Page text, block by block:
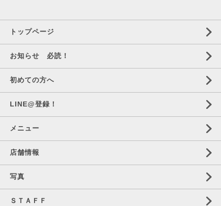
トップページ
お知らせ 必読！
初めての方へ
LINE@登録！
メニュー
店舗情報
写真
ＳＴＡＦＦ